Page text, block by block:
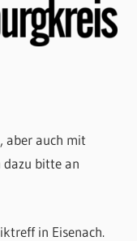
aber auch mit
dazu bitte an
in Eisenach.